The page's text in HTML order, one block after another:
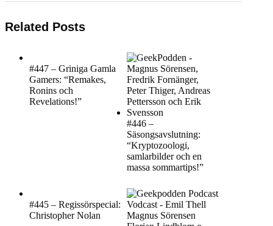
Related Posts
#447 – Griniga Gamla
Gamers: “Remakes,
Ronins och
Revelations!”
#446 –
Säsongsavslutning:
“Kryptozoologi,
samlarbilder och en
massa sommartips!”
#445 – Regissörspecial:
Christopher Nolan